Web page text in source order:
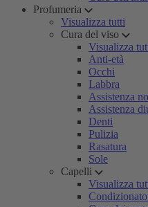
Profumeria
Visualizza tutti
Cura del viso
Visualizza
Anti-età
Occhi
Labbra
Assistenza
Assistenza
Denti
Pulizia
Rasatura
Sole
Capelli
Visualizza